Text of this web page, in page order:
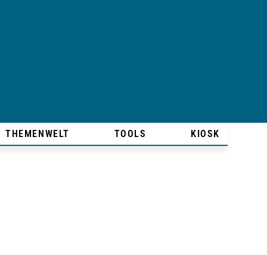
THEMENWELT TOOLS KIOSK